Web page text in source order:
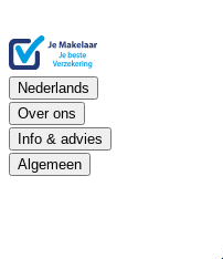
Nederlands
Over ons
Info & advies
Algemeen